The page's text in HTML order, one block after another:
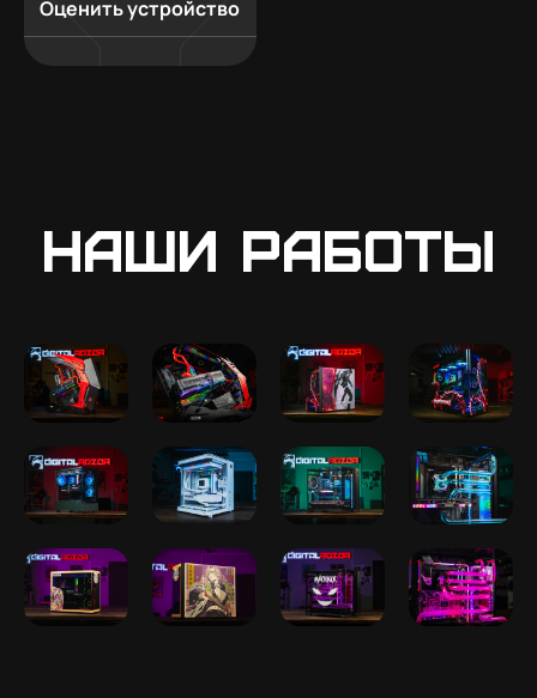
Оценить устройство
Наши работы